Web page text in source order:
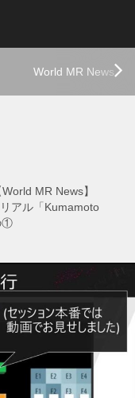
World MR News
World MR News】
アル「Kumamoto
①